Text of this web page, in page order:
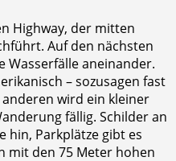
Highway, der mitten
Auf den nächsten
Wasserfälle aneinander.
– sozusagen fast
wird ein kleiner
fällig. Schilder an
hin, Parkplätze gibt es
mit den 75 Meter hohen